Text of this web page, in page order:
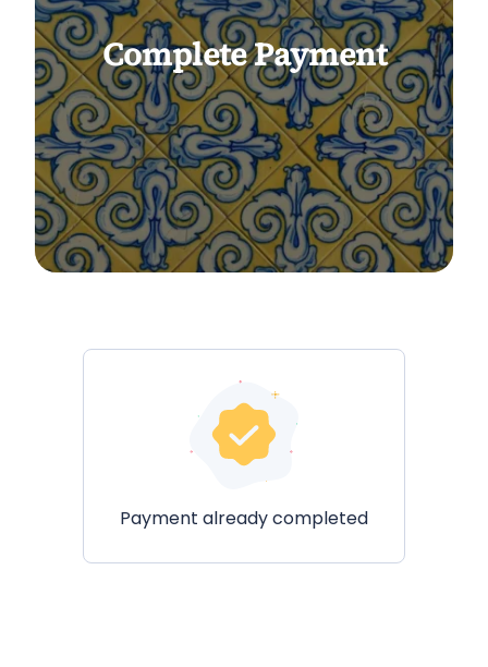
Complete Payment
Payment already completed